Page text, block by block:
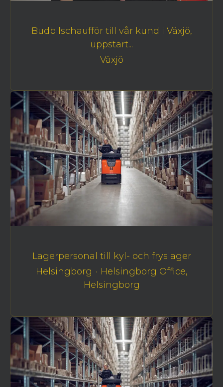
Budbilschaufför till vår kund i Växjö,
uppstart...
Växjö
Lagerpersonal till kyl- och fryslager
Helsingborg · Helsingborg Office,
Helsingborg